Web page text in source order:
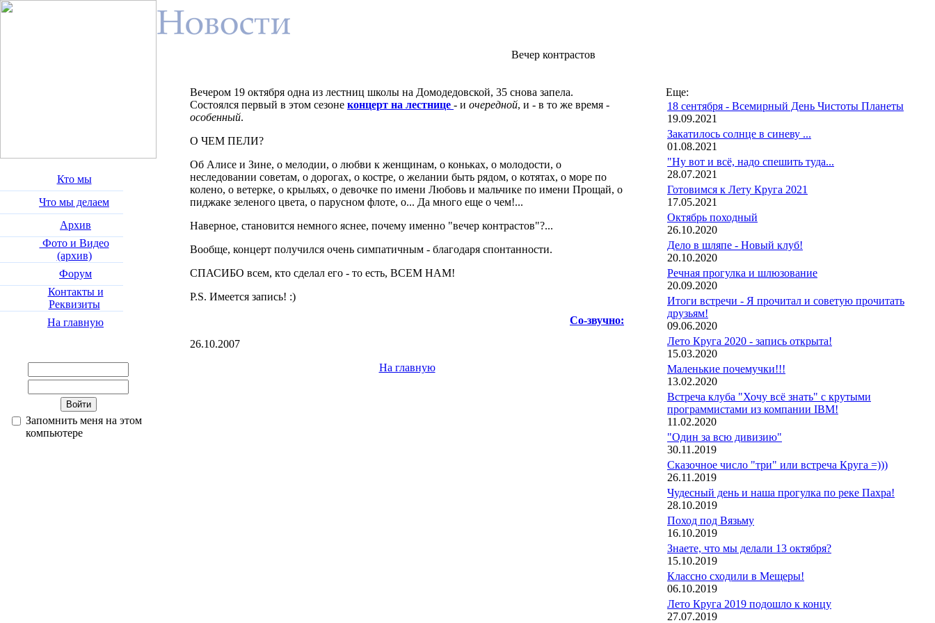
Кто мы
Что мы делаем
Архив
Фото и Видео
(архив)
Форум
Контакты и
Реквизиты
На главную
Запомнить меня на этом
компьютере
Вечер контрастов
Вечером 19 октября одна из лестниц школы на Домодедовской, 35 снова запела.
Состоялся первый в этом сезоне концерт на лестнице - и очередной, и - в то же время -
особенный.
О ЧЕМ ПЕЛИ?
Об Алисе и Зине, о мелодии, о любви к женщинам, о коньках, о молодости, о
неследовании советам, о дорогах, о костре, о желании быть рядом, о котятах, о море по
колено, о ветерке, о крыльях, о девочке по имени Любовь и мальчике по имени Прощай, о
пиджаке зеленого цвета, о парусном флоте, о... Да много еще о чем!...
Наверное, становится немного яснее, почему именно "вечер контрастов"?...
Вообще, концерт получился очень симпатичным - благодаря спонтанности.
СПАСИБО всем, кто сделал его - то есть, ВСЕМ НАМ!
P.S. Имеется запись! :)
Со-звучно:
26.10.2007
На главную
Еще:
18 сентября - Всемирный День Чистоты Планеты
19.09.2021
Закатилось солнце в синеву ...
01.08.2021
"Ну вот и всё, надо спешить туда...
28.07.2021
Готовимся к Лету Круга 2021
17.05.2021
Октябрь походный
26.10.2020
Дело в шляпе - Новый клуб!
20.10.2020
Речная прогулка и шлюзование
20.09.2020
Итоги встречи - Я прочитал и советую прочитать
друзьям!
09.06.2020
Лето Круга 2020 - запись открыта!
15.03.2020
Маленькие почемучки!!!
13.02.2020
Встреча клуба "Хочу всё знать" с крутыми
программистами из компании IBM!
11.02.2020
"Один за всю дивизию"
30.11.2019
Сказочное число "три" или встреча Круга =)))
26.11.2019
Чудесный день и наша прогулка по реке Пахра!
28.10.2019
Поход под Вязьму
16.10.2019
Знаете, что мы делали 13 октября?
15.10.2019
Классно сходили в Мещеры!
06.10.2019
Лето Круга 2019 подошло к концу
27.07.2019